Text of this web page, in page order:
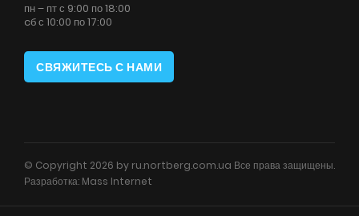
пн – пт с 9:00 по 18:00
cб с 10:00 по 17:00
СВЯЖИТЕСЬ С НАМИ
© Copyright 2026 by ru.nortberg.com.ua Все права защищены.
Разработка: Mass Internet